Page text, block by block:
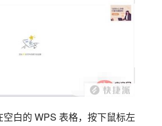
白的 WPS 表格，按下鼠标左